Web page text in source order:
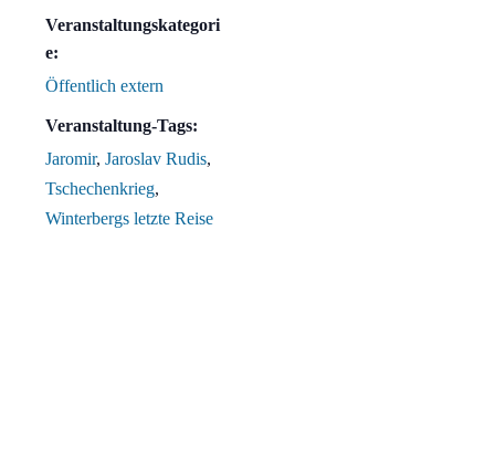
Veranstaltungskategori
e:
Öffentlich extern
Veranstaltung-Tags:
Jaromir, Jaroslav Rudis,
Tschechenkrieg,
Winterbergs letzte Reise